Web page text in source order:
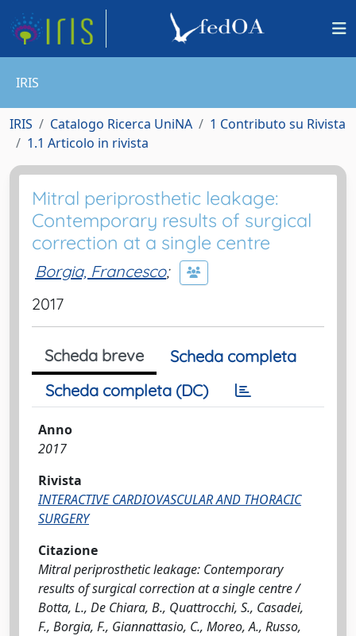
IRIS
IRIS Catalogo Ricerca UniNA
1 Contributo su Rivista
1.1 Articolo in rivista
Mitral periprosthetic leakage:
Contemporary results of surgical
correction at a single centre
Borgia, Francesco;
2017
Scheda breve
Scheda completa
Scheda completa (DC)
Anno
2017
Rivista
INTERACTIVE CARDIOVASCULAR AND THORACIC
SURGERY
Citazione
Mitral periprosthetic leakage: Contemporary
results of surgical correction at a single centre /
Botta, L., De Chiara, B., Quattrocchi, S., Casadei,
F., Borgia, F., Giannattasio, C., Moreo, A., Russo,